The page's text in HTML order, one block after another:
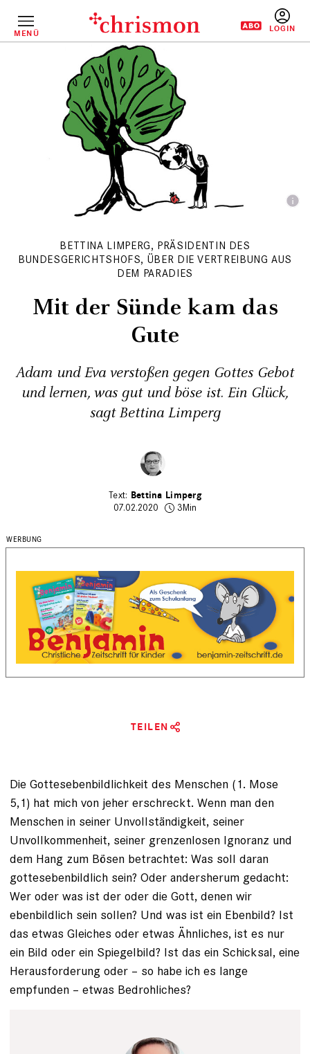
InhaltMENÜ
BETTINA LIMPERG, PRÄSIDENTIN DES
BUNDESGERICHTSHOFS, ÜBER DIE VERTREIBUNG AUS
DEM PARADIES
Mit der Sünde kam das
Gute
Adam und Eva verstoßen gegen Gottes Gebot
und lernen, was gut und böse ist.­ Ein Glück,
sagt Bettina Limperg
Bettina Limperg
07.02.2020
3Min
TEILEN
Die Gottesebenbildlichkeit des Menschen ­(1. Mose
5,1) hat mich von jeher erschreckt. Wenn man den
Menschen in seiner Unvollständigkeit, seiner
Unvollkommenheit, seiner grenzenlosen Ignoranz und
dem Hang zum Bösen betrachtet: Was soll daran
gottesebenbildlich sein? Oder andersherum gedacht:
Wer oder was ist der oder die Gott, denen wir
ebenbildlich sein sollen? Und was ist ein Ebenbild? Ist
das etwas ­Gleiches oder etwas Ähnliches, ist es nur
ein Bild oder ein Spiegelbild? Ist das ein Schicksal, eine
Herausforderung oder – so habe ich es lange
empfunden­ – ­etwas Bedrohliches?